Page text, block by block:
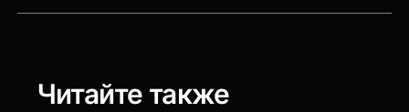
Читайте также